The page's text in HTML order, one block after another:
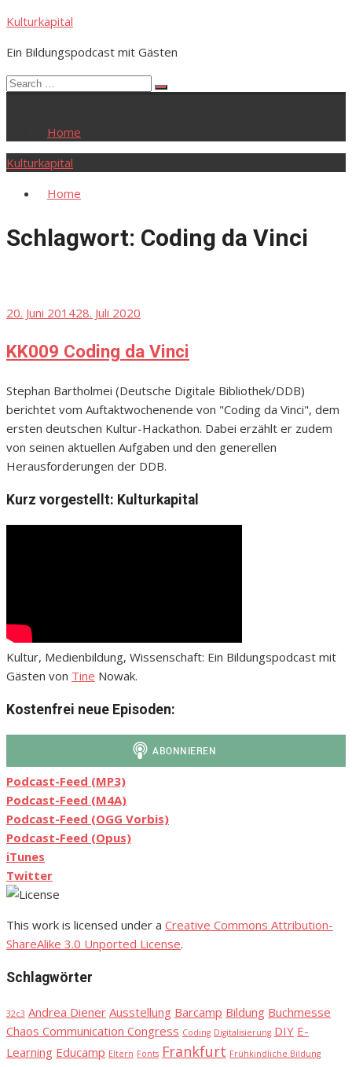
Skip
content
Kulturkapital
Ein Bildungspodcast mit Gästen
Search
Search
Home
Kulturkapital
Home
Schlagwort: Coding da Vinci
Posted
20. Juni 201428. Juli 2020
KK009 Coding da Vinci
Stephan Bartholmei (Deutsche Digitale Bibliothek/DDB)
berichtet vom Auftaktwochenende von "Coding da Vinci", dem
ersten deutschen Kultur-Hackathon. Dabei erzählt er zudem
von seinen aktuellen Aufgaben und den generellen
Herausforderungen der DDB.
Kurz vorgestellt: Kulturkapital
Kultur, Medienbildung, Wissenschaft: Ein Bildungspodcast mit
Gästen von Tine Nowak.
Kostenfrei neue Episoden:
Podcast-Feed (MP3)
Podcast-Feed (M4A)
Podcast-Feed (OGG Vorbis)
Podcast-Feed (Opus)
iTunes
Twitter
This work is licensed under a Creative Commons Attribution-
ShareAlike 3.0 Unported License.
Schlagwörter
32c3 Andrea Diener Ausstellung Barcamp Bildung Buchmesse
Chaos Communication Congress Coding Digitalisierung DIY E-
Learning Educamp Eltern Fonts Frankfurt Frühkindliche Bildung